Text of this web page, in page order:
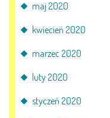
maj 2020
kwiecień 2020
marzec 2020
luty 2020
styczeń 2020